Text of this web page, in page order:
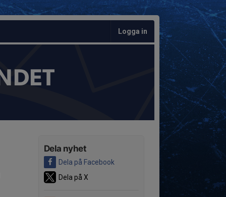
Logga in
Dela nyhet
Dela på Facebook
Dela på X